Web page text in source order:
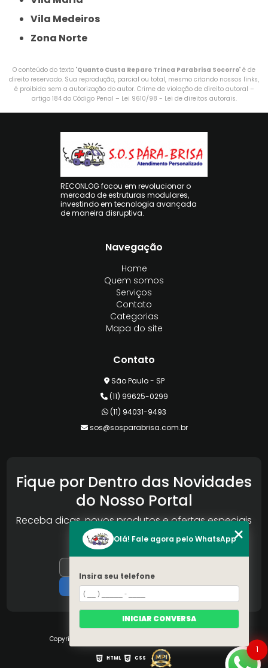
Vila Medeiros
Zona Norte
O conteúdo do texto "Quanto Custa Reparo Trinca Parabrisa Socorro" é de
direito reservado. Sua reprodução, parcial ou total, mesmo citando nossos links,
é proibida sem a autorização do autor. Crime de violação de direito autoral –
artigo 184 do Código Penal – Lei 9610/98 - Lei de direitos autorais.
RECONLOG focou em revolucionar o
mercado de estruturas modulares,
investindo em tecnologia avançada
de maneira disruptiva.
Navegação
Home
Quem somos
Serviços
Contato
Categorias
Mapa do site
Contato
São Paulo - SP
(11) 99625-0299
(11) 94031-9493
sos@sosparabrisa.com.br
Fique por Dentro das Novidades
do Nosso Portal
Receba dicas, novos produtos e ofertas especiais
da Reconlog
Copyright © S.O.S Pára-brisa. (Lei 9610 de 19/02/1998)
HTML CSS
1
Olá! Fale agora pelo WhatsApp
Insira seu telefone
INICIAR CONVERSA